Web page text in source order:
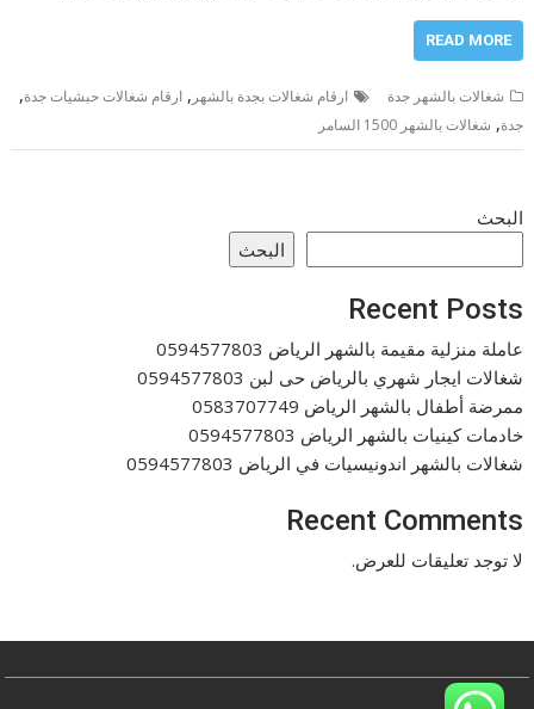
READ MORE
شغالات بالشهر جدة ارقام شغالات بجدة بالشهر ,ارقام شغالات حبشيات جدة,
جدة, شغالات بالشهر 1500 السامر
البحث
البحث
Recent Posts
عاملة منزلية مقيمة بالشهر الرياض 0594577803
شغالات ايجار شهري بالرياض حى لبن 0594577803
ممرضة أطفال بالشهر الرياض 0583707749
خادمات كينيات بالشهر الرياض 0594577803
شغالات بالشهر اندونيسيات في الرياض 0594577803
Recent Comments
لا توجد تعليقات للعرض.